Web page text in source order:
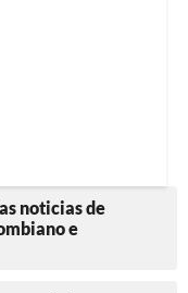
noticias de
e